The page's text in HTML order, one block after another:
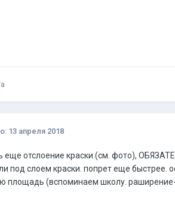
13 апреля 2018
еще отслоение краски (см. фото),
под слоем краски. попрет еще быстрее.
площадь (вспоминаем школу.